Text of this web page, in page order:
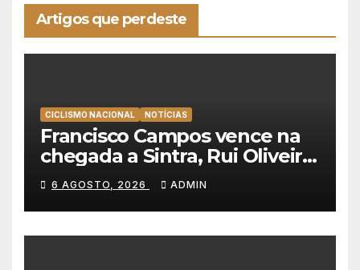
Artigos que perdeste
CICLISMO NACIONAL NOTÍCIAS
Francisco Campos vence na
chegada a Sintra, Rui Oliveira
veste de amarelo na Volta a
Portugal
6 AGOSTO, 2026 ADMIN